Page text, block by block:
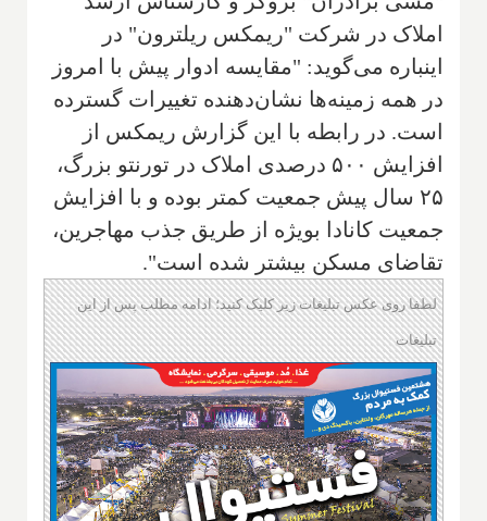
املاک در شرکت "ریمکس ریلترون" در
اینباره می‌گوید: "مقایسه ادوار پیش با امروز
در همه زمینه‌ها نشان‌دهنده تغییرات گسترده
است. در رابطه با این گزارش ریمکس از
افزایش ۵۰۰ درصدی املاک در تورنتو بزرگ،
۲۵ سال پیش جمعیت کمتر بوده و با افزایش
جمعیت کانادا بویژه از طریق جذب مهاجرین،
تقاضای مسکن بیشتر شده است".
لطفا روی عکس تبلیغات زیر کلیک کنید؛ ادامه مطلب پس از این
تبلیغات